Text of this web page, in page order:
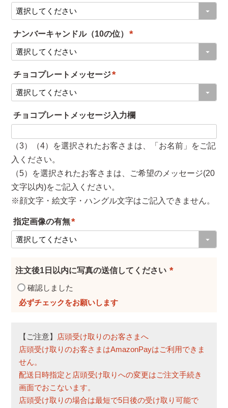
必
須
ナンバーキャンドル（10の位）
必
チョコプレートメッセージ
必
須
チョコプレートメッセージ入力欄
（3）（4）を選択されたお客さまは、「お名前」をご記
入ください。
（5）を選択されたお客さまは、ご希望のメッセージ(20
文字以内)をご記入ください。
※顔文字・絵文字・ハングル文字はご記入できません。
指定画像の有無
必
須
注文後1日以内に写真の送信してください
確認しました
【ご注意】 店頭受け取りのお客さまへ
店頭受け取りのお客さまはAmazonPayはご利用できま
せん。
配送日時指定と店頭受け取りへの変更はご注文手続き
画面でおこないます。
店頭受け取りの場合は最短で5日後の受け取り可能で